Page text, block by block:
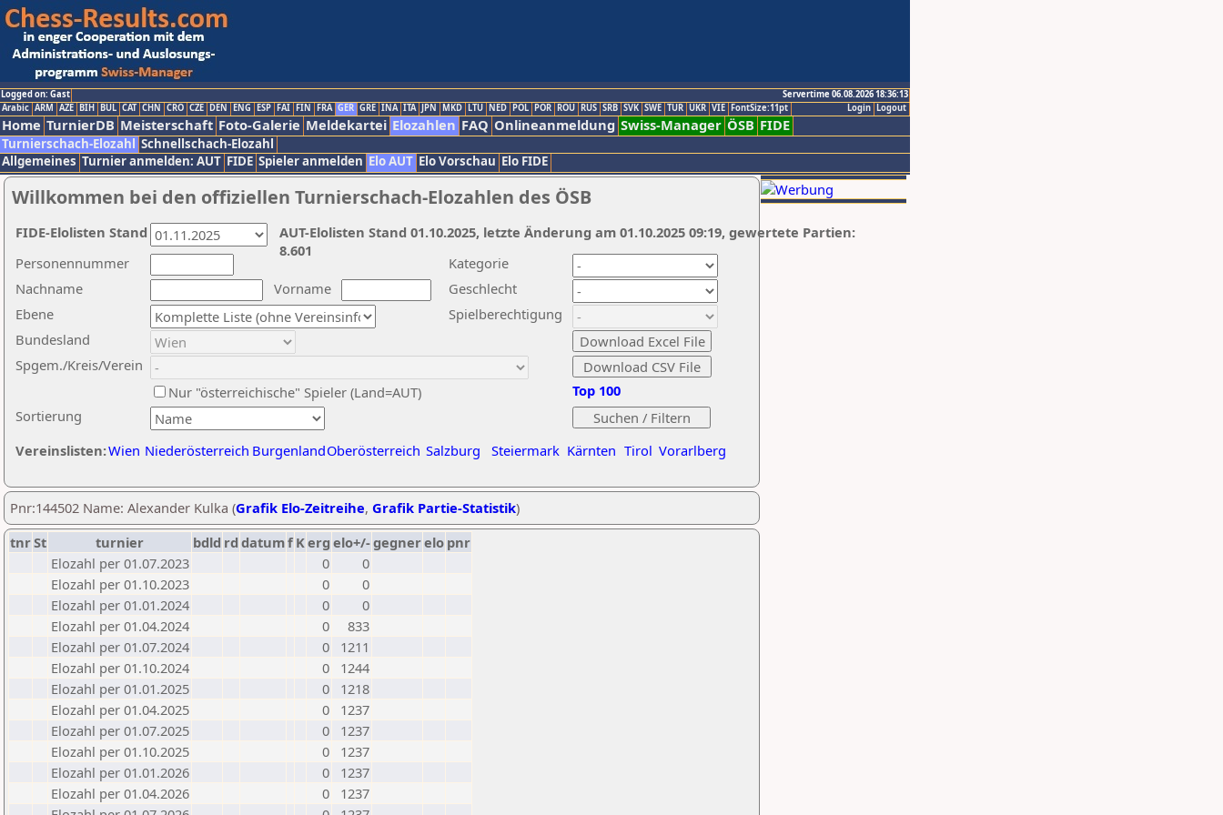
Logged on: Gast
Servertime 06.08.2026 18:36:13
Logout
Login
Arabic ARM AZE BIH BUL CAT CHN CRO CZE DEN ENG ESP FAI FIN FRA GER GRE INA ITA JPN MKD LTU NED POL POR ROU RUS SRB SVK SWE TUR UKR VIE FontSize:11pt
Home TurnierDB Meisterschaft Foto-Galerie Meldekartei Elozahlen FAQ Onlineanmeldung Swiss-Manager ÖSB FIDE
Turnierschach-Elozahl Schnellschach-Elozahl
Allgemeines Turnier anmelden: AUT FIDE Spieler anmelden Elo AUT Elo Vorschau Elo FIDE
Willkommen bei den offiziellen Turnierschach-Elozahlen des ÖSB
Nachname
Vorname
Ebene
Kategorie
Sortierung
Personennummer
Bundesland
Spgem./Kreis/Verein
Geschlecht
Nur "österreichische" Spieler (Land=AUT)
Spielberechtigung
Vereinslisten:Wien Niederösterreich BurgenlandOberösterreich Salzburg Steiermark Kärnten Tirol Vorarlberg
Top 100
AUT-Elolisten Stand 01.10.2025, letzte Änderung am 01.10.2025 09:19, gewertete Partien:
8.601
FIDE-Elolisten Stand
Pnr:144502 Name: Alexander Kulka (Grafik Elo-Zeitreihe, Grafik Partie-Statistik)
tnrSt turnier bdld rd datumf Kerg elo+/-gegnerelo pnr
Elozahl per 01.07.2023
0
0
Elozahl per 01.10.2023
0
0
Elozahl per 01.01.2024
0
0
Elozahl per 01.04.2024
0
833
Elozahl per 01.07.2024
0
1211
Elozahl per 01.10.2024
0
1244
Elozahl per 01.01.2025
0
1218
Elozahl per 01.04.2025
0
1237
Elozahl per 01.07.2025
0
1237
Elozahl per 01.10.2025
0
1237
Elozahl per 01.01.2026
0
1237
Elozahl per 01.04.2026
0
1237